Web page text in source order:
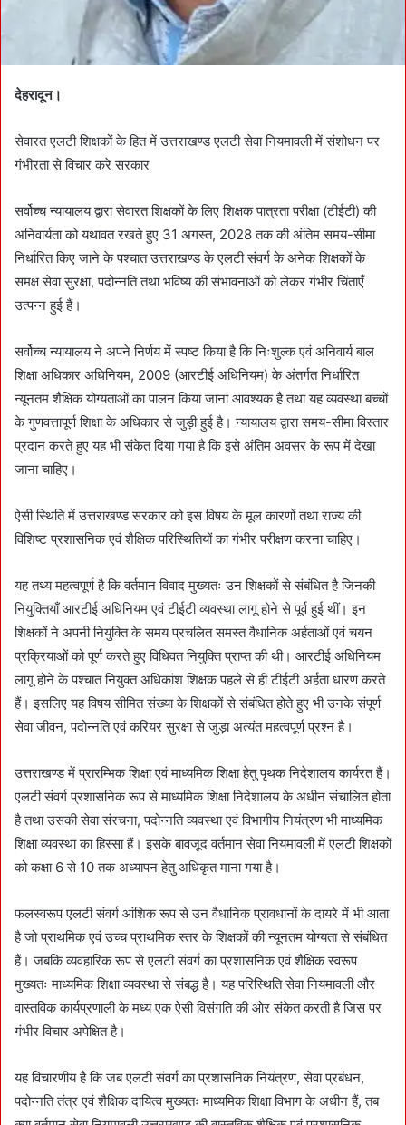
देहरादून।
सेवारत एलटी शिक्षकों के हित में उत्तराखण्ड एलटी सेवा नियमावली में संशोधन पर
गंभीरता से विचार करे सरकार
सर्वोच्च न्यायालय द्वारा सेवारत शिक्षकों के लिए शिक्षक पात्रता परीक्षा (टीईटी) की
अनिवार्यता को यथावत रखते हुए 31 अगस्त, 2028 तक की अंतिम समय-सीमा
निर्धारित किए जाने के पश्चात उत्तराखण्ड के एलटी संवर्ग के अनेक शिक्षकों के
समक्ष सेवा सुरक्षा, पदोन्नति तथा भविष्य की संभावनाओं को लेकर गंभीर चिंताएँ
उत्पन्न हुई हैं।
सर्वोच्च न्यायालय ने अपने निर्णय में स्पष्ट किया है कि निःशुल्क एवं अनिवार्य बाल
शिक्षा अधिकार अधिनियम, 2009 (आरटीई अधिनियम) के अंतर्गत निर्धारित
न्यूनतम शैक्षिक योग्यताओं का पालन किया जाना आवश्यक है तथा यह व्यवस्था बच्चों
के गुणवत्तापूर्ण शिक्षा के अधिकार से जुड़ी हुई है। न्यायालय द्वारा समय-सीमा विस्तार
प्रदान करते हुए यह भी संकेत दिया गया है कि इसे अंतिम अवसर के रूप में देखा
जाना चाहिए।
ऐसी स्थिति में उत्तराखण्ड सरकार को इस विषय के मूल कारणों तथा राज्य की
विशिष्ट प्रशासनिक एवं शैक्षिक परिस्थितियों का गंभीर परीक्षण करना चाहिए।
यह तथ्य महत्वपूर्ण है कि वर्तमान विवाद मुख्यतः उन शिक्षकों से संबंधित है जिनकी
नियुक्तियाँ आरटीई अधिनियम एवं टीईटी व्यवस्था लागू होने से पूर्व हुई थीं। इन
शिक्षकों ने अपनी नियुक्ति के समय प्रचलित समस्त वैधानिक अर्हताओं एवं चयन
प्रक्रियाओं को पूर्ण करते हुए विधिवत नियुक्ति प्राप्त की थी। आरटीई अधिनियम
लागू होने के पश्चात नियुक्त अधिकांश शिक्षक पहले से ही टीईटी अर्हता धारण करते
हैं। इसलिए यह विषय सीमित संख्या के शिक्षकों से संबंधित होते हुए भी उनके संपूर्ण
सेवा जीवन, पदोन्नति एवं करियर सुरक्षा से जुड़ा अत्यंत महत्वपूर्ण प्रश्न है।
उत्तराखण्ड में प्रारम्भिक शिक्षा एवं माध्यमिक शिक्षा हेतु पृथक निदेशालय कार्यरत हैं।
एलटी संवर्ग प्रशासनिक रूप से माध्यमिक शिक्षा निदेशालय के अधीन संचालित होता
है तथा उसकी सेवा संरचना, पदोन्नति व्यवस्था एवं विभागीय नियंत्रण भी माध्यमिक
शिक्षा व्यवस्था का हिस्सा हैं। इसके बावजूद वर्तमान सेवा नियमावली में एलटी शिक्षकों
को कक्षा 6 से 10 तक अध्यापन हेतु अधिकृत माना गया है।
फलस्वरूप एलटी संवर्ग आंशिक रूप से उन वैधानिक प्रावधानों के दायरे में भी आता
है जो प्राथमिक एवं उच्च प्राथमिक स्तर के शिक्षकों की न्यूनतम योग्यता से संबंधित
हैं। जबकि व्यवहारिक रूप से एलटी संवर्ग का प्रशासनिक एवं शैक्षिक स्वरूप
मुख्यतः माध्यमिक शिक्षा व्यवस्था से संबद्ध है। यह परिस्थिति सेवा नियमावली और
वास्तविक कार्यप्रणाली के मध्य एक ऐसी विसंगति की ओर संकेत करती है जिस पर
गंभीर विचार अपेक्षित है।
यह विचारणीय है कि जब एलटी संवर्ग का प्रशासनिक नियंत्रण, सेवा प्रबंधन,
पदोन्नति तंत्र एवं शैक्षिक दायित्व मुख्यतः माध्यमिक शिक्षा विभाग के अधीन हैं, तब